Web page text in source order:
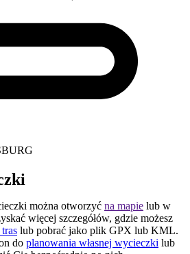
można otworzyć na mapie lub w
więcej szczegółów, gdzie możesz
lub pobrać jako plik GPX lub KML.
do planowania własnej wycieczki lub